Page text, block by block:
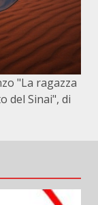
"La ragazza
del Sinai", di